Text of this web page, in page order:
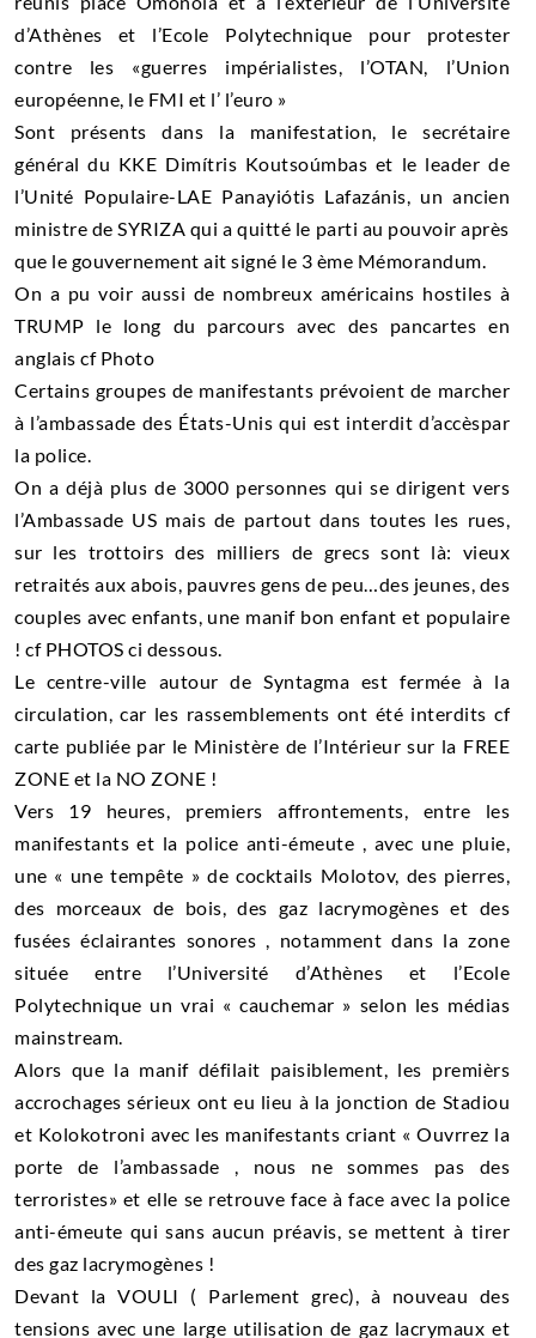
d’Athènes et l’Ecole Polytechnique pour protester
contre les «guerres impérialistes, l’OTAN, l’Union
européenne, le FMI et l’ l’euro »
Sont présents dans la manifestation, le secrétaire
général du KKE Dimítris Koutsoúmbas et le leader de
l’Unité Populaire-LAE Panayiótis Lafazánis, un ancien
ministre de SYRIZA qui a quitté le parti au pouvoir après
que le gouvernement ait signé le 3 ème Mémorandum.
On a pu voir aussi de nombreux américains hostiles à
TRUMP le long du parcours avec des pancartes en
anglais cf Photo
Certains groupes de manifestants prévoient de marcher
à l’ambassade des États-Unis qui est interdit d’accèspar
la police.
On a déjà plus de 3000 personnes qui se dirigent vers
l’Ambassade US mais de partout dans toutes les rues,
sur les trottoirs des milliers de grecs sont là: vieux
retraités aux abois, pauvres gens de peu…des jeunes, des
couples avec enfants, une manif bon enfant et populaire
! cf PHOTOS ci dessous.
Le centre-ville autour de Syntagma est fermée à la
circulation, car les rassemblements ont été interdits cf
carte publiée par le Ministère de l’Intérieur sur la FREE
ZONE et la NO ZONE !
Vers 19 heures, premiers affrontements, entre les
manifestants et la police anti-émeute , avec une pluie,
une « une tempête » de cocktails Molotov, des pierres,
des morceaux de bois, des gaz lacrymogènes et des
fusées éclairantes sonores , notamment dans la zone
située entre l’Université d’Athènes et l’Ecole
Polytechnique un vrai « cauchemar » selon les médias
mainstream.
Alors que la manif défilait paisiblement, les premièrs
accrochages sérieux ont eu lieu à la jonction de Stadiou
et Kolokotroni avec les manifestants criant « Ouvrrez la
porte de l’ambassade , nous ne sommes pas des
terroristes» et elle se retrouve face à face avec la police
anti-émeute qui sans aucun préavis, se mettent à tirer
des gaz lacrymogènes !
Devant la VOULI ( Parlement grec), à nouveau des
tensions avec une large utilisation de gaz lacrymaux et